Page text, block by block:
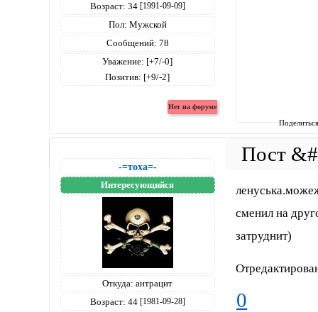
Возраст: 34 [1991-09-09]
Пол: Мужской
Сообщений: 78
Уважение: [+7/-0]
Позитив: [+9/-2]
-=тоха=-
Интересующийся
Откуда: антрацит
Возраст: 44 [1981-09-28]
сменил на
затруднит)
0